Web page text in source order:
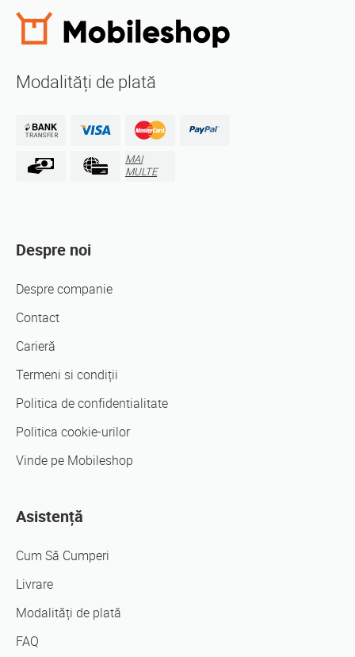
Modalități de plată
MAI
MULTE
Despre noi
Despre companie
Contact
Carieră
Termeni si condiții
Politica de confidentialitate
Politica cookie-urilor
Vinde pe Mobileshop
Asistență
Cum Să Cumperi
Livrare
Modalități de plată
FAQ